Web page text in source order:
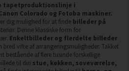
tapetproduktionslinje i
Colorado og Fotoba maskiner.
dig mulighed for at finde billeder på
Denne klassiske form for
Enkeltbilleder og flerdelte billeder
bred vifte af arrangeringsmuligheder. Takket
bestående af flere tusinde forskellige
til din stue, køkken, soveværelse,